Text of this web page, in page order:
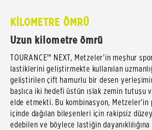
KİLOMETRE ÖMRÜ
Uzun kilometre ömrü
TOURANCE™ NEXT, Metzeler'in meşhur
lastiklerini geliştirmekte kullanılan
geliştirilen çift hamurlu bir desen
başlıca iki hedefi üstün ıslak zemin tutuşu
elde etmekti. Bu kombinasyon,
içinde dağılan bileşenleri için rakipsiz
edebilen ve böylece lastiğin